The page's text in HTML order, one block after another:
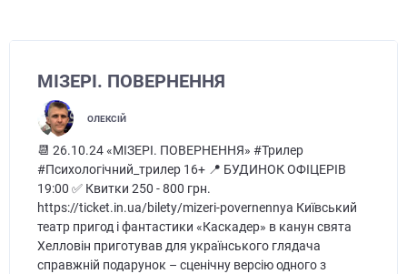
МІЗЕРІ. ПОВЕРНЕННЯ
ОЛЕКСІЙ
📆 26.10.24 «МІЗЕРІ. ПОВЕРНЕННЯ» #Трилер
#Психологічний_трилер 16+ 📍 БУДИНОК ОФІЦЕРІВ
19:00 ✅ Квитки 250 - 800 грн.
https://ticket.in.ua/bilety/mizeri-povernennya Київський
театр пригод і фантастики «Каскадер» в канун свята
Хелловін приготував для українського глядача
справжній подарунок – сценічну версію одного з